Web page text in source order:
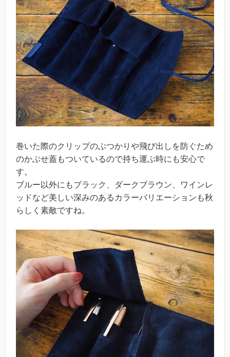
巻いた際のクリップのぶつかりや飛び出しを防ぐため
のかぶせ蓋もついているので持ち運ぶ時にも安心で
す。
ブルー以外にもブラック、ダークブラウン、ワインレ
ッドなど美しい深みのあるカラーバリエーションも秋
らしく素敵ですね。